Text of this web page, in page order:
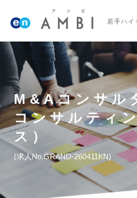
若手ハイ
M&Aコンサル
コンサルティ
ス）
求人No.GRAND-260411KN